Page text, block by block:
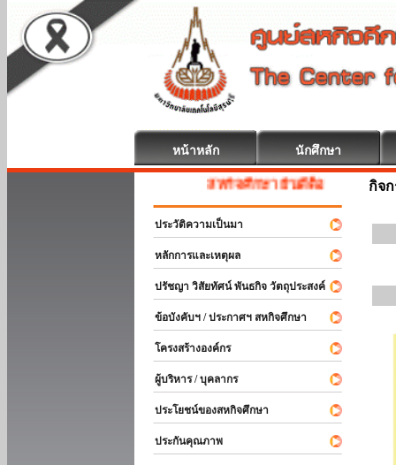
หน้าหลัก นักศึกษา
สหกิจศึกษา ยินดีต้อนรับ
ประวัติความเป็นมา
หลักการและเหตุผล
ปรัชญา วิสัยทัศน์ พันธกิจ วัตถุประสงค์
ข้อบังคับฯ / ประกาศฯ สหกิจศึกษา
โครงสร้างองค์กร
ผู้บริหาร / บุคลากร
ประโยชน์ของสหกิจศึกษา
ประกันคุณภาพ
กิจ